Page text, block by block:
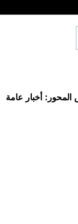
المحور: أخبار عامة